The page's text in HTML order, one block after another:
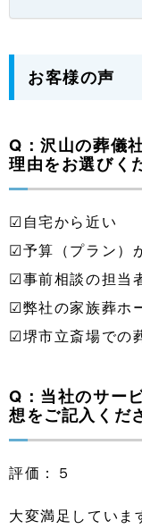
お客様の声
Q：沢山の葬儀
理由をお選びく
☑自宅から近い
☑予算（プラン）
☑事前相談の担当
☑弊社の家族葬ホ
☑堺市立斎場での
Q：当社のサー
想をご記入くだ
評価：５
大変満足していま